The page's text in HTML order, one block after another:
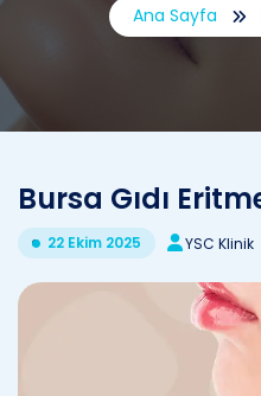
Ana Sayfa
Bursa Gıdı
22 Ekim 2025 YSC Klinik